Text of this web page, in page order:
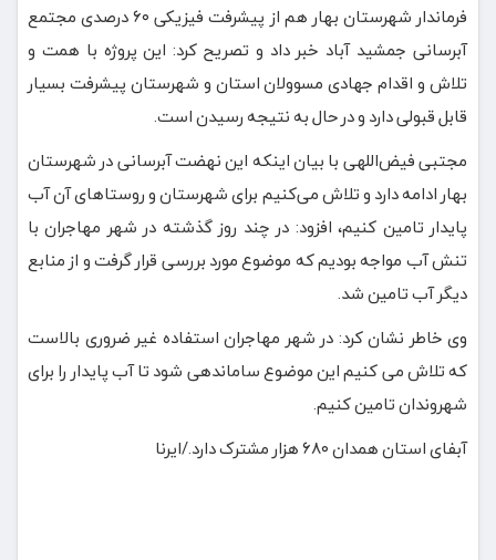
فرماندار شهرستان بهار هم از پیشرفت فیزیکی ۶۰ درصدی مجتمع
آبرسانی جمشید آباد خبر داد و تصریح کرد: این پروژه با همت و
تلاش و اقدام جهادی مسوولان استان و شهرستان‌ پیشرفت بسیار
قابل قبولی دارد و در حال به نتیجه رسیدن است.
مجتبی فیض‌اللهی با بیان اینکه این نهضت آبرسانی در شهرستان
بهار ادامه دارد و تلاش می‌کنیم برای شهرستان و روستاهای آن آب
پایدار تامین کنیم، افزود: در چند روز گذشته در شهر مهاجران با
تنش آب مواجه بودیم که موضوع مورد بررسی قرار گرفت و از منابع
دیگر آب تامین شد.
وی خاطر نشان کرد: در شهر مهاجران استفاده غیر ضروری بالاست
که تلاش می کنیم این موضوع ساماندهی شود تا آب پایدار را برای
شهروندان تامین کنیم.
آبفای استان همدان ۶۸۰ هزار مشترک دارد./ایرنا